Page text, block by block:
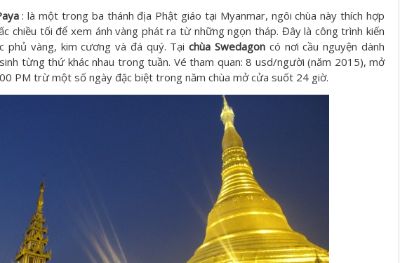
: là một trong ba thánh địa Phật giáo tại Myanmar, ngôi chùa này thích hợp
chiều tối để xem ánh vàng phát ra từ những ngọn tháp. Đây là công trình kiến
phủ vàng, kim cương và đá quý. Tạichùa Swedagon có nơi cầu nguyện dành
từng thứ khác nhau trong tuần. Vé tham quan: 8 usd/người (năm 2015), mở
PM trừ một số ngày đặc biệt trong năm chùa mở cửa suốt 24 giờ.